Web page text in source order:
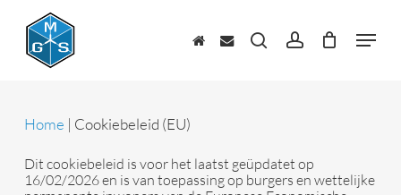
content
zoekenaccount Menu
Home | Cookiebeleid (EU)
Dit cookiebeleid is voor het laatst geüpdatet op
16/02/2026 en is van toepassing op burgers en wettelijke